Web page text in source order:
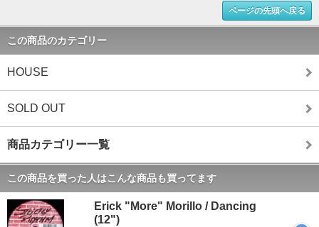
ページの先頭へ戻る
この商品のカテゴリー
HOUSE
SOLD OUT
商品カテゴリー一覧
この商品を買った人はこんな商品も買ってます
Erick "More" Morillo / Dancing
(12")